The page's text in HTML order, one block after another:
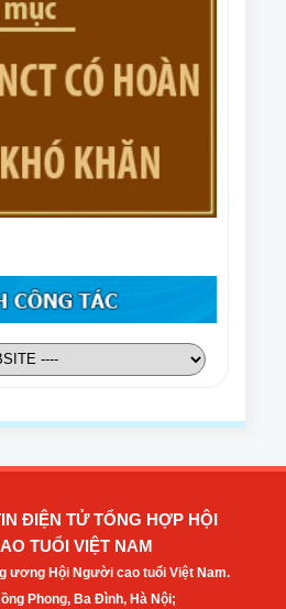
ĐIỆN TỬ TỔNG HỢP HỘI
TUỔI VIỆT NAM
ương Hội Người cao tuổi Việt Nam.
Phong, Ba Đình, Hà Nội;